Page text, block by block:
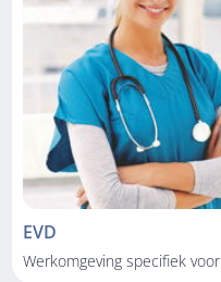
EVD
Werkomgeving specifiek